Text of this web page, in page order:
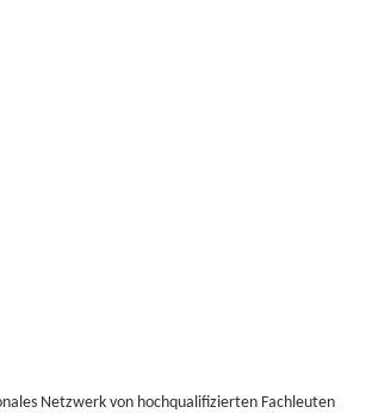
Netzwerk von hochqualifizierten Fachleuten